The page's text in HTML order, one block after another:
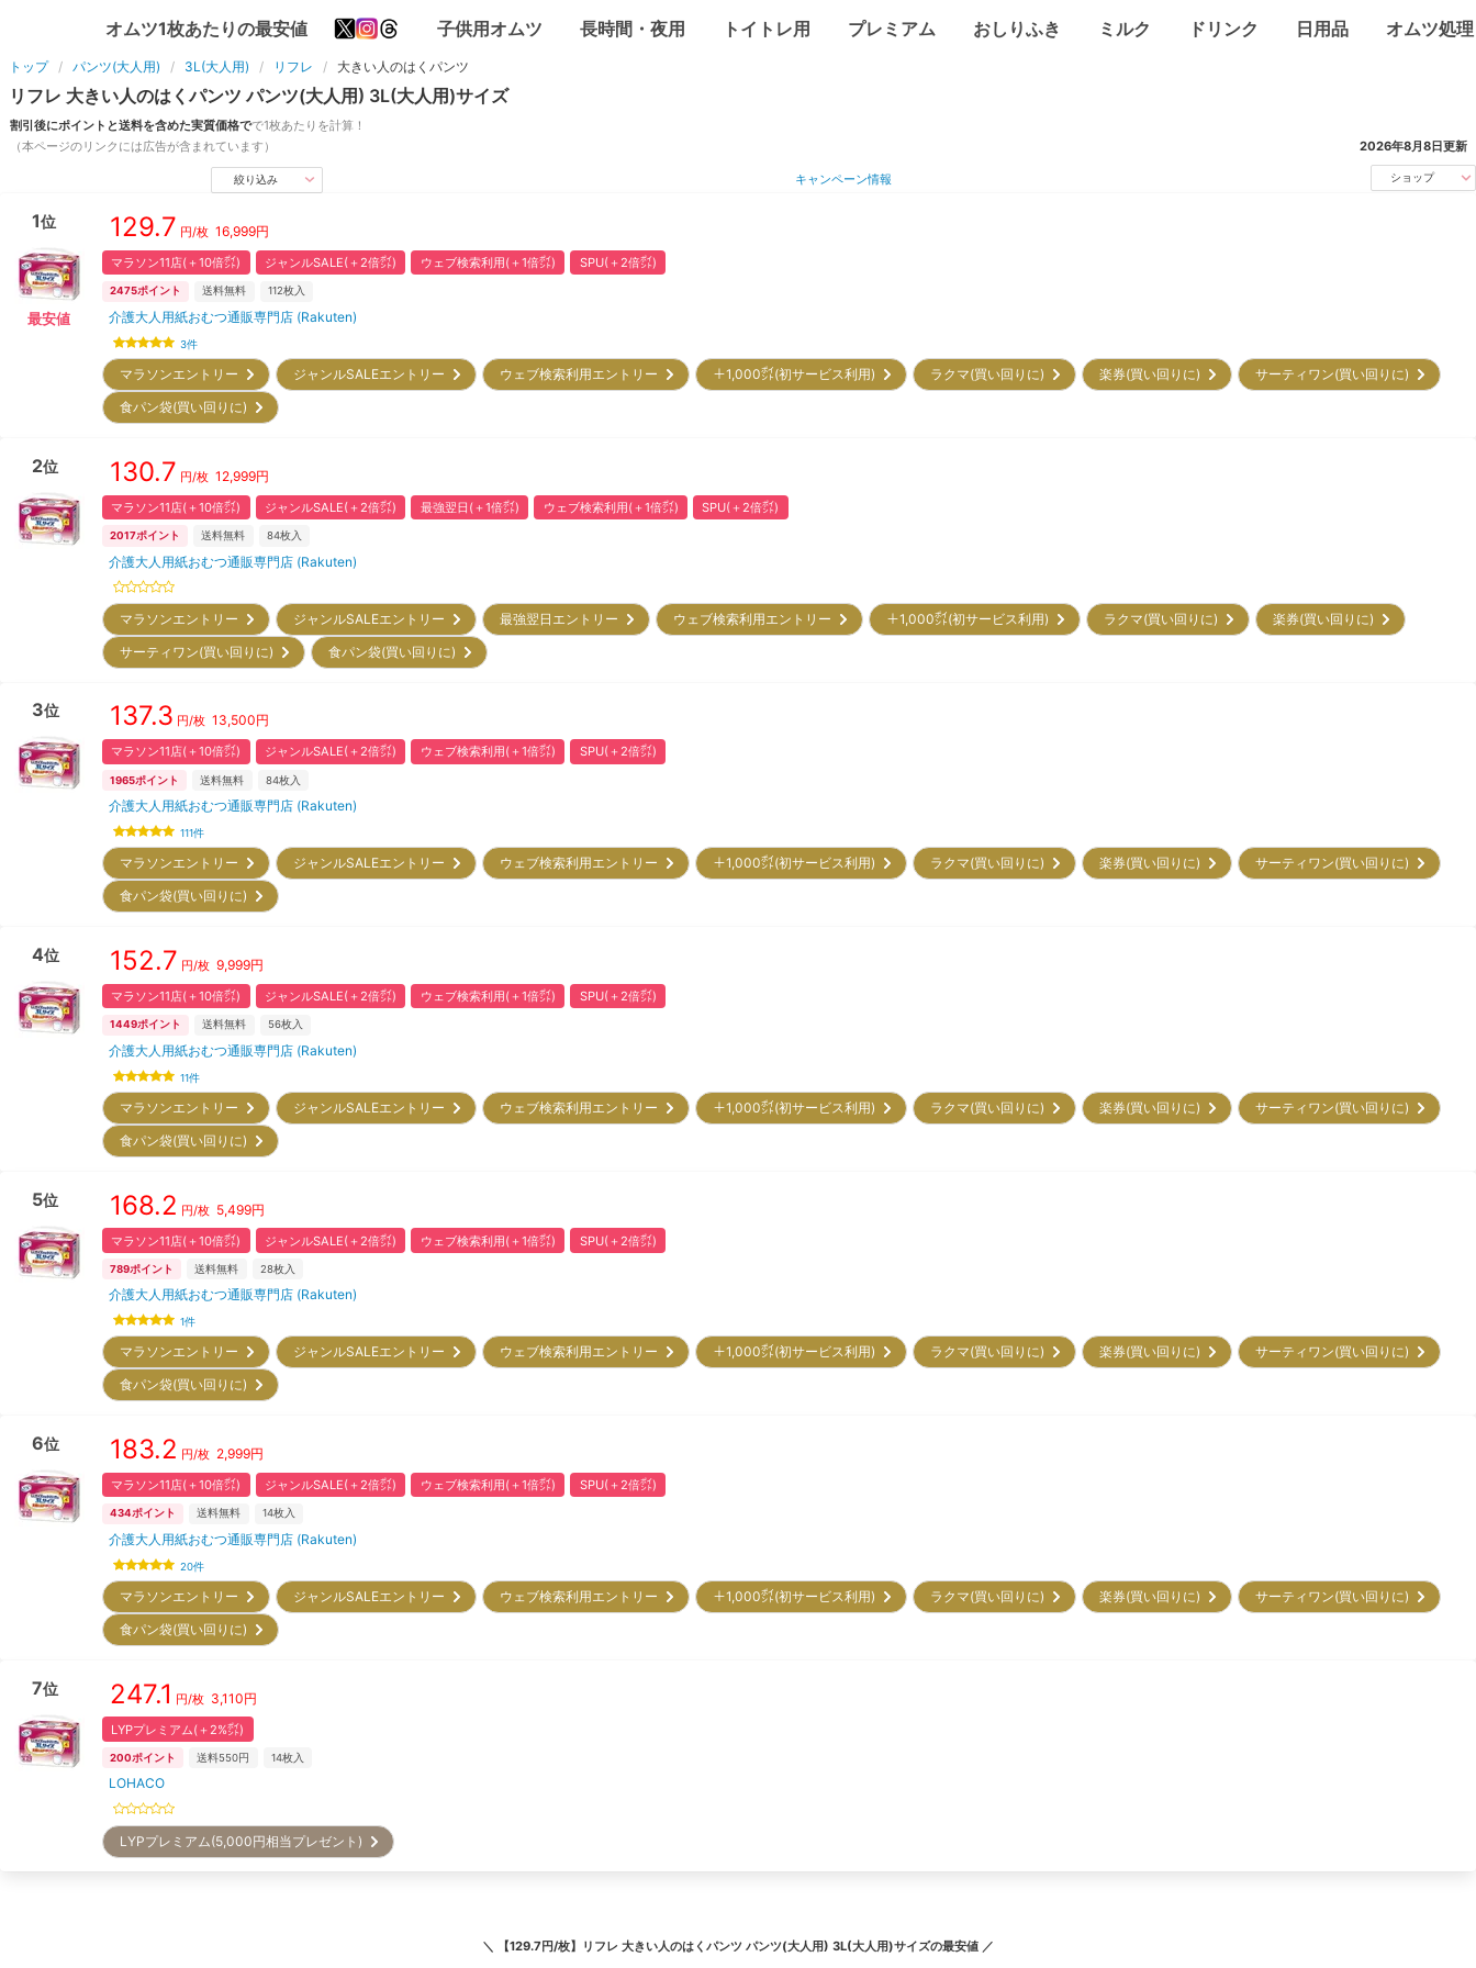
オムツ1枚あたりの最安値 子供用オムツ 長時間・夜用 トイトレ用 プレミアム おしりふき ミルク ドリンク 日用品 オムツ処理
トップ パンツ(大人用) 3L(大人用) リフレ 大きい人のはくパンツ
リフレ 大きい人のはくパンツ パンツ(大人用) 3L(大人用)サイズ
割引後にポイントと送料を含めた実質価格でで1枚あたりを計算！
（本ページのリンクには広告が含まれています）
2026年8月8日更新
絞り込み キャンペーン情報 ショップ
1位
最安値
129.7 円/枚 16,999円
マラソン11店(＋10倍㌽) ジャンルSALE(＋2倍㌽) ウェブ検索利用(＋1倍㌽) SPU(＋2倍㌽)
2475ポイント 送料無料 112枚入
介護大人用紙おむつ通販専門店 (Rakuten)
3件
マラソンエントリー ジャンルSALEエントリー ウェブ検索利用エントリー ＋1,000㌽(初サービス利用) ラクマ(買い回りに) 楽券(買い回りに)
サーティワン(買い回りに)
食パン袋(買い回りに)
2位 130.7 円/枚 12,999円
マラソン11店(＋10倍㌽) ジャンルSALE(＋2倍㌽) 最強翌日(＋1倍㌽) ウェブ検索利用(＋1倍㌽) SPU(＋2倍㌽)
2017ポイント 送料無料 84枚入
介護大人用紙おむつ通販専門店 (Rakuten)
マラソンエントリー ジャンルSALEエントリー 最強翌日エントリー ウェブ検索利用エントリー ＋1,000㌽(初サービス利用) ラクマ(買い回りに)
楽券(買い回りに)
サーティワン(買い回りに)
食パン袋(買い回りに)
3位 137.3 円/枚 13,500円
マラソン11店(＋10倍㌽) ジャンルSALE(＋2倍㌽) ウェブ検索利用(＋1倍㌽) SPU(＋2倍㌽)
1965ポイント 送料無料 84枚入
介護大人用紙おむつ通販専門店 (Rakuten)
111件
マラソンエントリー ジャンルSALEエントリー ウェブ検索利用エントリー ＋1,000㌽(初サービス利用) ラクマ(買い回りに) 楽券(買い回りに)
サーティワン(買い回りに)
食パン袋(買い回りに)
4位 152.7 円/枚 9,999円
マラソン11店(＋10倍㌽) ジャンルSALE(＋2倍㌽) ウェブ検索利用(＋1倍㌽) SPU(＋2倍㌽)
1449ポイント 送料無料 56枚入
介護大人用紙おむつ通販専門店 (Rakuten)
11件
マラソンエントリー ジャンルSALEエントリー ウェブ検索利用エントリー ＋1,000㌽(初サービス利用) ラクマ(買い回りに) 楽券(買い回りに)
サーティワン(買い回りに)
食パン袋(買い回りに)
5位 168.2 円/枚 5,499円
マラソン11店(＋10倍㌽) ジャンルSALE(＋2倍㌽) ウェブ検索利用(＋1倍㌽) SPU(＋2倍㌽)
789ポイント 送料無料 28枚入
介護大人用紙おむつ通販専門店 (Rakuten)
1件
マラソンエントリー ジャンルSALEエントリー ウェブ検索利用エントリー ＋1,000㌽(初サービス利用) ラクマ(買い回りに) 楽券(買い回りに)
サーティワン(買い回りに)
食パン袋(買い回りに)
6位 183.2 円/枚 2,999円
マラソン11店(＋10倍㌽) ジャンルSALE(＋2倍㌽) ウェブ検索利用(＋1倍㌽) SPU(＋2倍㌽)
434ポイント 送料無料 14枚入
介護大人用紙おむつ通販専門店 (Rakuten)
20件
マラソンエントリー ジャンルSALEエントリー ウェブ検索利用エントリー ＋1,000㌽(初サービス利用) ラクマ(買い回りに) 楽券(買い回りに)
サーティワン(買い回りに)
食パン袋(買い回りに)
7位 247.1 円/枚 3,110円
LYPプレミアム(＋2%㌽)
200ポイント 送料550円 14枚入
LOHACO
LYPプレミアム(5,000円相当プレゼント)
＼ 【129.7円/枚】リフレ 大きい人のはくパンツ パンツ(大人用) 3L(大人用)サイズの最安値 ／